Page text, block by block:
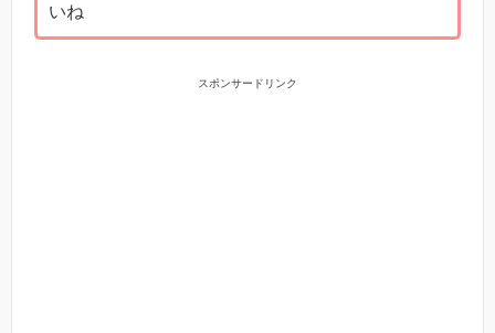
いね
スポンサードリンク